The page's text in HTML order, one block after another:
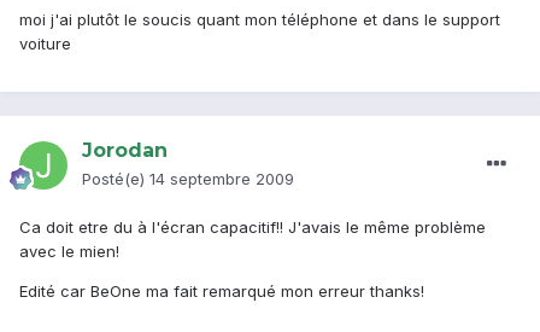
moi j'ai plutôt le soucis quant mon téléphone et dans le support
voiture
Jorodan
Posté(e) 14 septembre 2009
Ca doit etre du à l'écran capacitif!! J'avais le même problème
avec le mien!
Edité car BeOne ma fait remarqué mon erreur thanks!